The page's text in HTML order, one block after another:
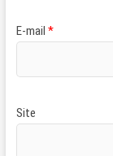
E-mail *
Site